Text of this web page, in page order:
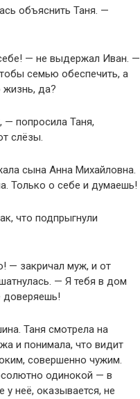
объяснить Таня. —
— не выдержал Иван. —
семью обеспечить, а
да?
— попросила Таня,
слёзы.
сына Анна Михайловна.
Только о себе и думаешь!
что подпрыгнули
— закричал муж, и от
— Я тебя в дом
доверяешь!
Таня смотрела на
и понимала, что видит
совершенно чужим.
одинокой — в
у неё, оказывается, не